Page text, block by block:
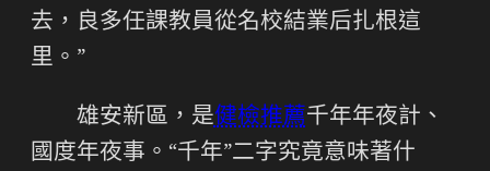
去，良多任課教員從名校結業后扎根這
里。”
雄安新區，是健檢推薦千年年夜計、
國度年夜事。“千年”二字究竟意味著什